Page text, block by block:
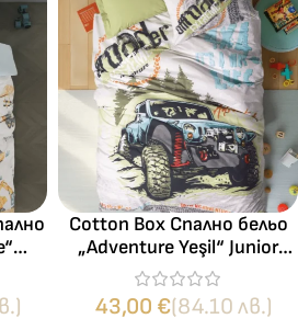
Cotton Box Спално бельо
„Adventure Yeşil“ Junior
Ranforce – 100% памук
ранфорс – 3 части – за
единично легло
43,00 €(84.10 лв.)